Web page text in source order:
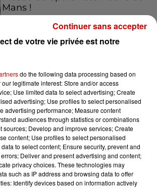
Mans !
Le Duel - Gagnez votre balade
en jet ski !
de votre vie privée est notre
do the following data processing based on
legitimate interest: Store and/or access
Use limited data to select advertising; Create
advertising; Use profiles to select personalised
advertising performance; Measure content
audiences through statistics or combinations
sources; Develop and improve services; Create
content; Use profiles to select personalised
to select content; Ensure security, prevent and
Deliver and present advertising and content;
privacy choices. These technologies may
such as IP address and browsing data to offer
Identify devices based on information actively
Continuer sans accepter